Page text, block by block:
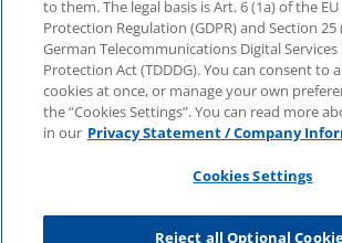
to them. The legal basis is Art. 6 (1a) of the
Protection Regulation (GDPR) and Section 25
German Telecommunications Digital Services
Protection Act (TDDDG). You can consent to
cookies at once, or manage your own
the “Cookies Settings”. You can read more
in our Privacy Statement / Company
Cookies Settings
Reject all Optional